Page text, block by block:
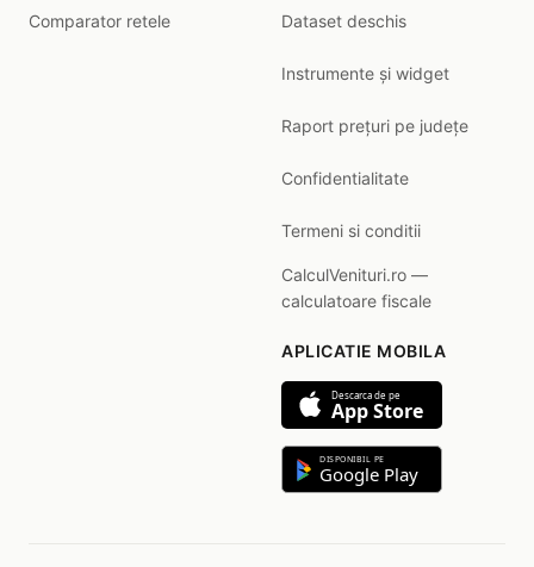
Comparator retele Dataset deschis
Instrumente și widget
Raport prețuri pe județe
Confidentialitate
Termeni si conditii
CalculVenituri.ro —
calculatoare fiscale
APLICATIE MOBILA
Descarca de pe
App Store
DISPONIBIL PE
Google Play